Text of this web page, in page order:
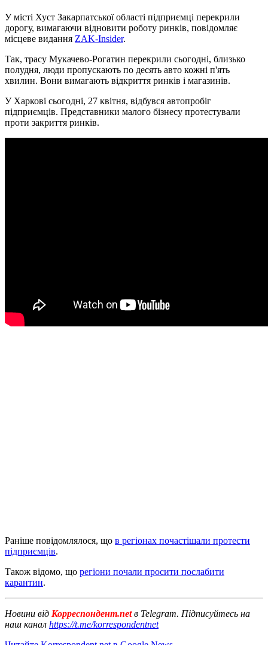
У місті Хуст Закарпатської області підприємці перекрили
дорогу, вимагаючи відновити роботу ринків, повідомляє
місцеве видання ZAK-Insider.
Так, трасу Мукачево-Рогатин перекрили сьогодні, близько
полудня, люди пропускають по десять авто кожні п'ять
хвилин. Вони вимагають відкриття ринків і магазинів.
У Харкові сьогодні, 27 квітня, відбувся автопробіг
підприємців. Представники малого бізнесу протестували
проти закриття ринків.
Раніше повідомлялося, що в регіонах почастішали протести
підприємців.
Також відомо, що регіони почали просити послабити
карантин.
Новини від Корреспондент.netв Telegram. Підписуйтесь на
наш канал https://t.me/korrespondentnet